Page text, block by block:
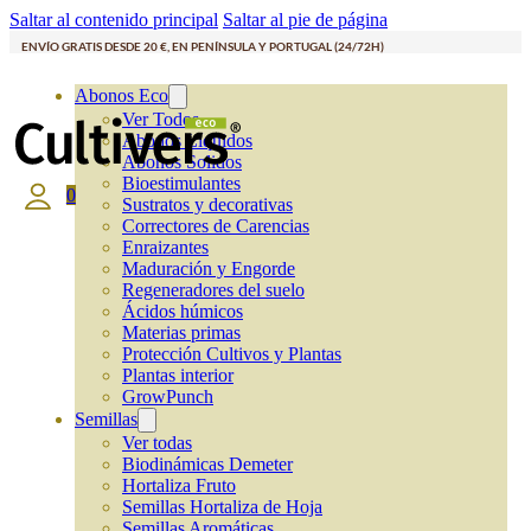
Saltar al contenido principal Saltar al pie de página
ENVÍO GRATIS DESDE 20 €, EN PENÍNSULA Y PORTUGAL (24/72H)
Abonos Eco
Ver Todos
Abonos Líquidos
Abonos Solidos
Bioestimulantes
Sustratos y decorativas
Correctores de Carencias
Enraizantes
Maduración y Engorde
Regeneradores del suelo
Ácidos húmicos
Materias primas
Protección Cultivos y Plantas
Plantas interior
GrowPunch
Semillas
Ver todas
Biodinámicas Demeter
Hortaliza Fruto
Semillas Hortaliza de Hoja
0